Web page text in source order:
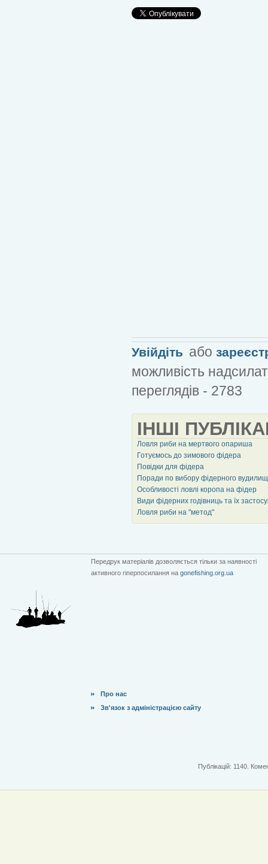
Увійдіть або
можливість
переглядів - 2783
ІНШІ
Ловля риби на мертвого опариша
Готуємось до зимового фідера
Повідки для фідера
Поради по вибору фідерного
Особливості ловлі коропа на фідер
Види фідерних годівниць та їх
Ловля риби на "метод"
Передрук матеріалів дозволяється тільки за наявності
активного гіперпосилання на gonefishing.org.ua
Про нас
Зв'язок з адміністрацією сайту
Публікацій: 1140.